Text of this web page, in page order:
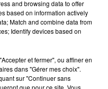
en martelant que
de s’organiser ».
alors que le
d’une réforme et un cadre
séparation de l’Eglise et
and browsing data to offer
based on information actively
Match and combine data from
Identify devices based on
et fermer", ou affiner en
dans "Gérer mes choix".
sur "Continuer sans
que pour ce site. Vous